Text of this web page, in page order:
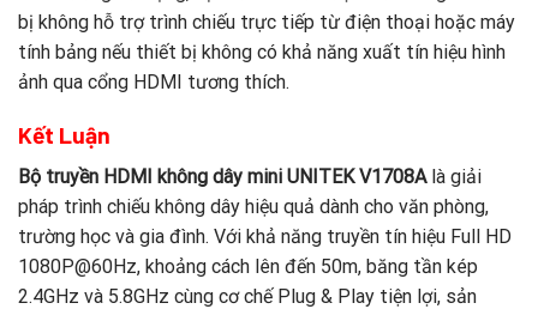
bị không hỗ trợ trình chiếu trực tiếp từ điện thoại hoặc máy
tính bảng nếu thiết bị không có khả năng xuất tín hiệu hình
ảnh qua cổng HDMI tương thích.
Kết Luận
Bộ truyền HDMI không dây mini UNITEK V1708Alà giải
pháp trình chiếu không dây hiệu quả dành cho văn phòng,
trường học và gia đình. Với khả năng truyền tín hiệu Full HD
1080P@60Hz, khoảng cách lên đến 50m, băng tần kép
2.4GHz và 5.8GHz cùng cơ chế Plug & Play tiện lợi, sản